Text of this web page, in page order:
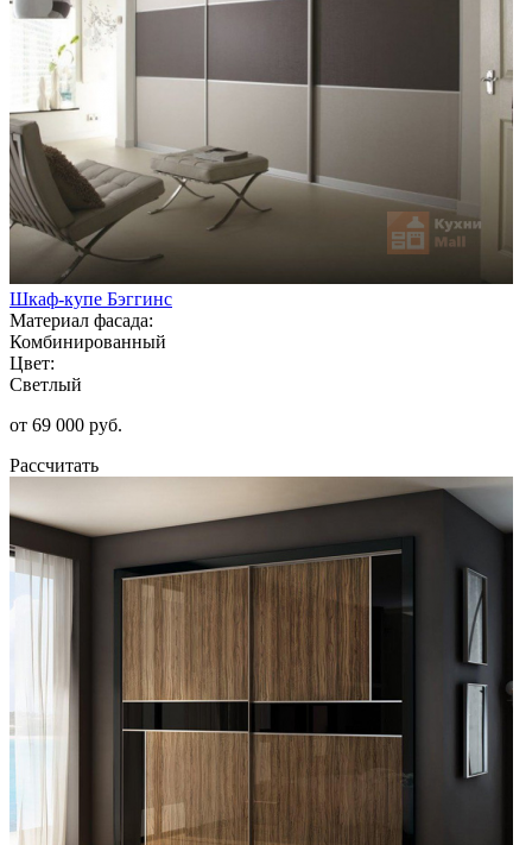
Шкаф-купе Бэггинс
Материал фасада:
Комбинированный
Цвет:
Светлый
от 69 000 руб.
Рассчитать